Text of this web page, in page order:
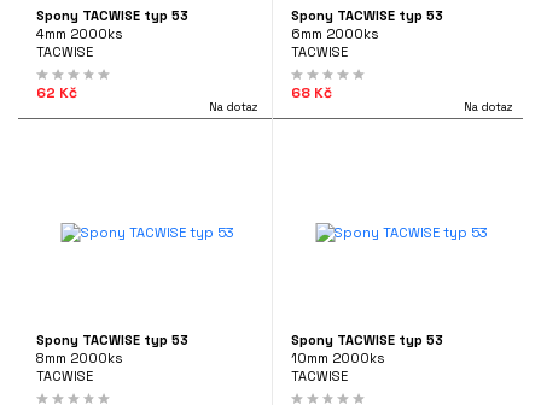
TACWISE
Spony TACWISE typ 53
4mm 2000ks
TACWISE
62 Kč
Na dotaz
Spony TACWISE typ 53
6mm 2000ks
TACWISE
68 Kč
Na dotaz
Spony TACWISE typ 53
8mm 2000ks
TACWISE
Spony TACWISE typ 53
10mm 2000ks
TACWISE